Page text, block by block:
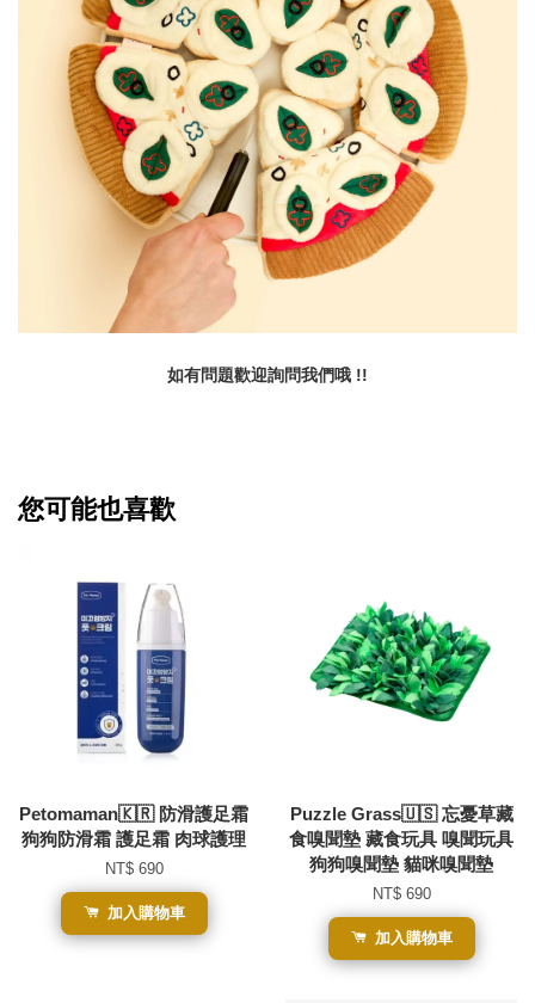
如有問題歡迎詢問我們哦 !!
您可能也喜歡
Petomaman🇰🇷 防滑護足霜
狗狗防滑霜 護足霜 肉球護理
NT$ 690
加入購物車
Puzzle Grass🇺🇸 忘憂草藏
食嗅聞墊 藏食玩具 嗅聞玩具
狗狗嗅聞墊 貓咪嗅聞墊
NT$ 690
加入購物車